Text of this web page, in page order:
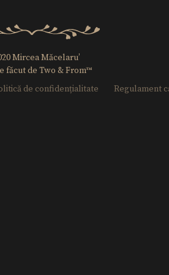
Mircea Măcelaru’
făcut de Two & From™
de confidențialitate Regulament